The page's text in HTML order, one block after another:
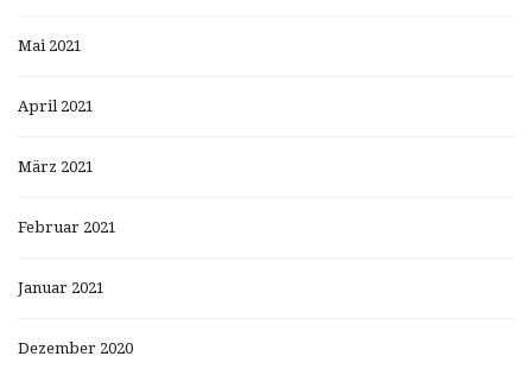
Mai 2021
April 2021
März 2021
Februar 2021
Januar 2021
Dezember 2020